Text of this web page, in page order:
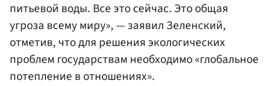
питьевой воды. Все это сейчас. Это общая
угроза всему миру», — заявил Зеленский,
отметив, что для решения экологических
проблем государствам необходимо «глобальное
потепление в отношениях».